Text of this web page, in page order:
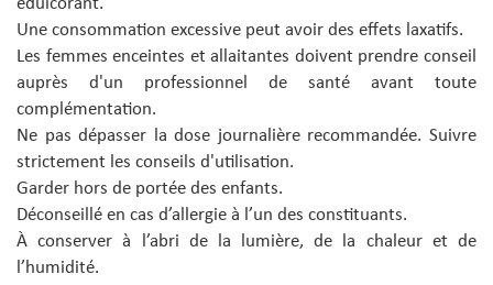
édulcorant.
Une consommation excessive peut avoir des effets laxatifs.
Les femmes enceintes et allaitantes doivent prendre conseil
auprès d'un professionnel de santé avant toute
complémentation.
Ne pas dépasser la dose journalière recommandée. Suivre
strictement les conseils d'utilisation.
Garder hors de portée des enfants.
Déconseillé en cas d’allergie à l’un des constituants.
À conserver à l’abri de la lumière, de la chaleur et de
l’humidité.